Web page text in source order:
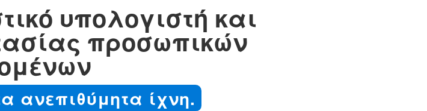
υπολογιστή και
προσωπικών
ανεπιθύμητα ίχνη.